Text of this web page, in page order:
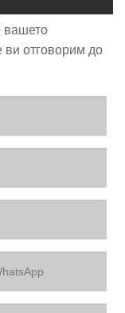
вашето
отговорим до